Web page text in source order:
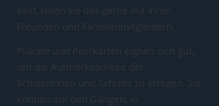
sind, teilen sie das gerne mit ihren
Freunden und Familienmitgliedern.
Plakate und Postkarten eignen sich gut,
um die Aufmerksamkeit der
Schülerinnen und Schüler zu erregen. Sie
können auf den Gängen, in